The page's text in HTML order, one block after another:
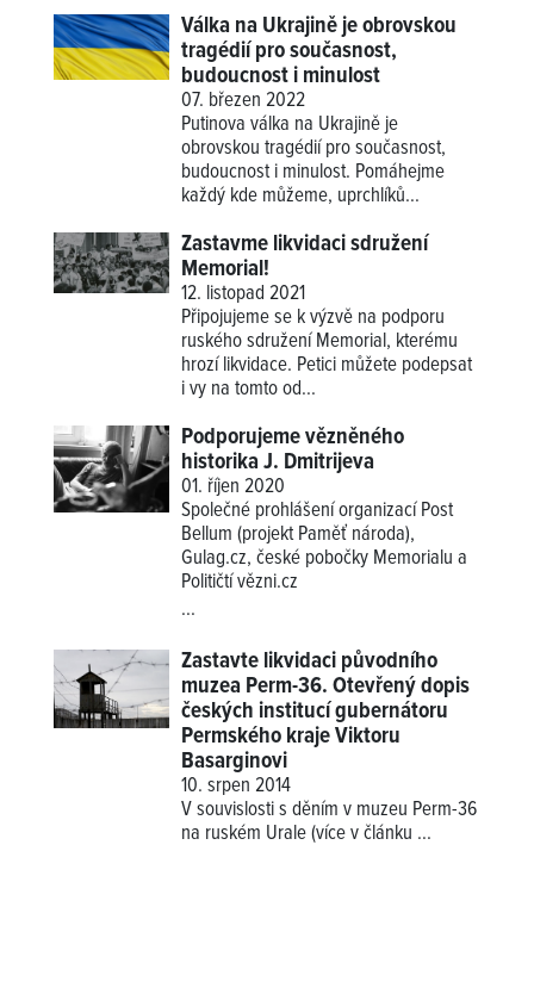
Válka na Ukrajině je obrovskou
tragédií pro současnost,
budoucnost i minulost
07. březen 2022
Putinova válka na Ukrajině je
obrovskou tragédií pro současnost,
budoucnost i minulost. Pomáhejme
každý kde můžeme, uprchlíků...
Zastavme likvidaci sdružení
Memorial!
12. listopad 2021
Připojujeme se k výzvě na podporu
ruského sdružení Memorial, kterému
hrozí likvidace. Petici můžete podepsat
i vy na tomto od...
Podporujeme vězněného
historika J. Dmitrijeva
01. říjen 2020
Společné prohlášení organizací Post
Bellum (projekt Paměť národa),
Gulag.cz, české pobočky Memorialu a
Političtí vězni.cz
...
Zastavte likvidaci původního
muzea Perm-36. Otevřený dopis
českých institucí gubernátoru
Permského kraje Viktoru
Basarginovi
10. srpen 2014
V souvislosti s děním v muzeu Perm-36
na ruském Urale (více v článku ...